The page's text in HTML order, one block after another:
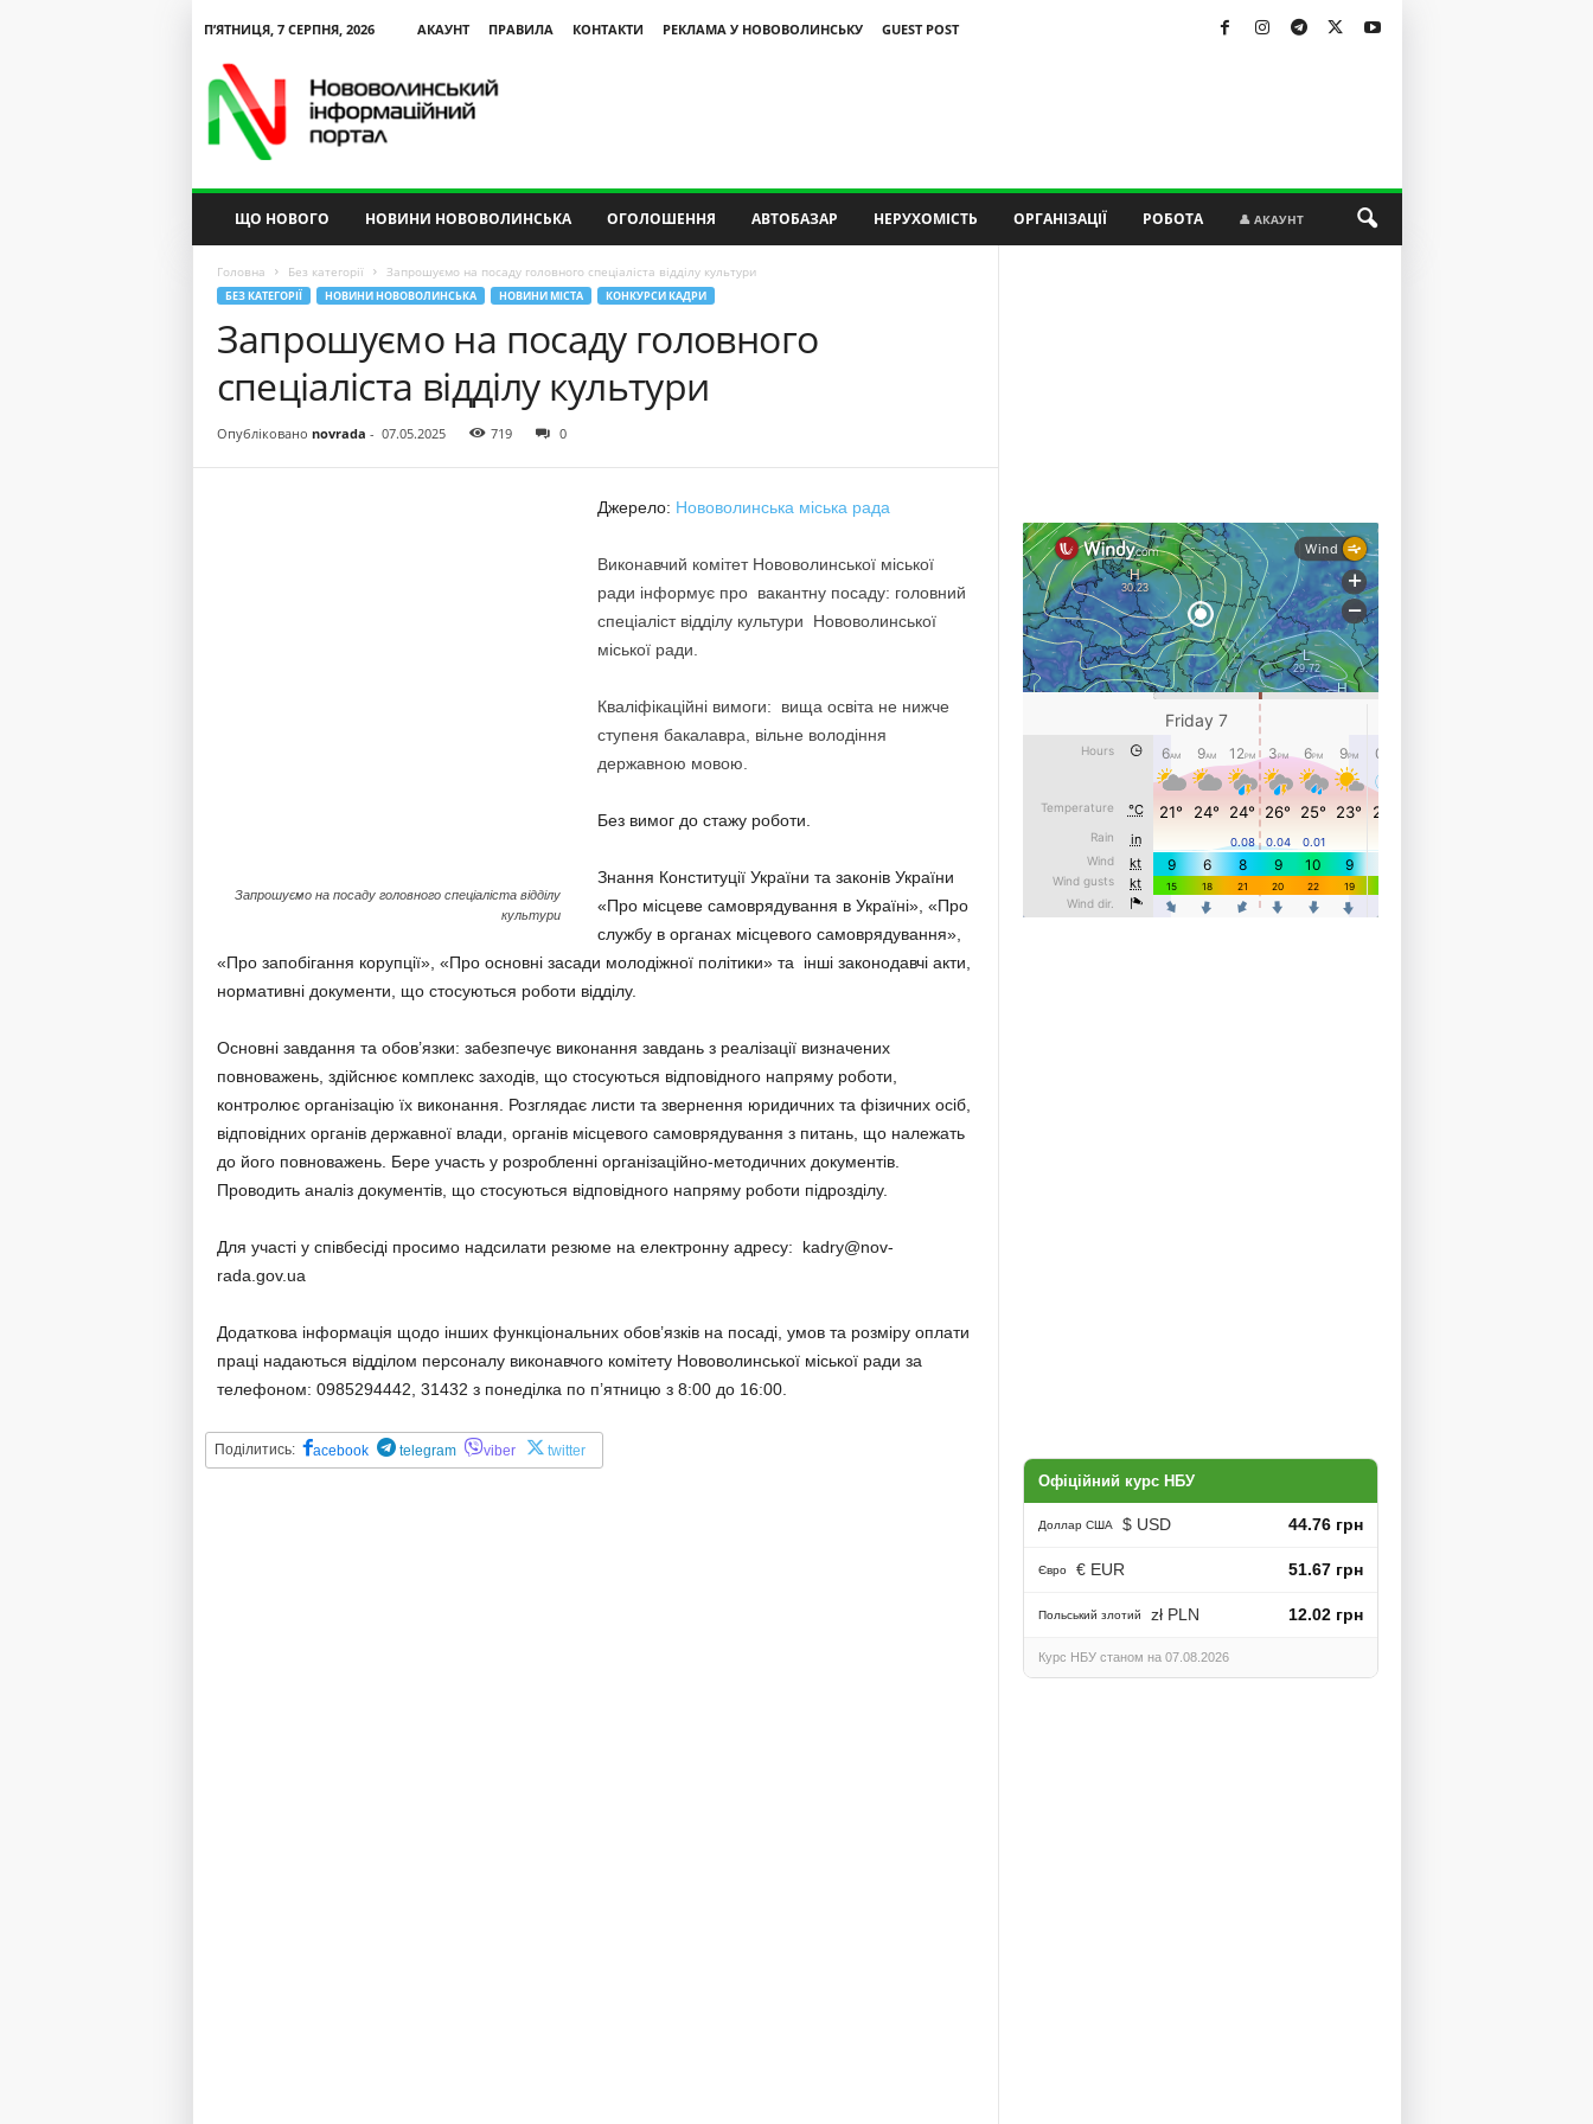
П’ЯТНИЦЯ, 7 СЕРПНЯ, 2026 АКАУНТ ПРАВИЛА КОНТАКТИ РЕКЛАМА У НОВОВОЛИНСЬКУ
GUEST POST
ЩО НОВОГО НОВИНИ НОВОВОЛИНСЬКА ОГОЛОШЕННЯ АВТОБАЗАР НЕРУХОМІСТЬ ОРГАНІЗАЦІЇ РОБОТА 👤 АКАУНТ
Головна Без категорії Запрошуємо на посаду головного спеціаліста відділу культури
БЕЗ КАТЕГОРІЇ НОВИНИ НОВОВОЛИНСЬКА НОВИНИ МІСТА КОНКУРСИ КАДРИ
Запрошуємо на посаду головного
спеціаліста відділу культури
Опубліковано novrada - 07.05.2025 719 0
Запрошуємо на посаду головного спеціаліста відділу
культури
Джерело: Нововолинська міська рада
Виконавчий комітет Нововолинської міської
ради інформує про вакантну посаду: головний
спеціаліст відділу культури Нововолинської
міської ради.
Кваліфікаційні вимоги: вища освіта не нижче
ступеня бакалавра, вільне володіння
державною мовою.
Без вимог до стажу роботи.
Знання Конституції України та законів України
«Про місцеве самоврядування в Україні», «Про
службу в органах місцевого самоврядування»,
«Про запобігання корупції», «Про основні засади молодіжної політики» та інші законодавчі акти,
нормативні документи, що стосуються роботи відділу.
Основні завдання та обов’язки: забезпечує виконання завдань з реалізації визначених
повноважень, здійснює комплекс заходів, що стосуються відповідного напряму роботи,
контролює організацію їх виконання. Розглядає листи та звернення юридичних та фізичних осіб,
відповідних органів державної влади, органів місцевого самоврядування з питань, що належать
до його повноважень. Бере участь у розробленні організаційно-методичних документів.
Проводить аналіз документів, що стосуються відповідного напряму роботи підрозділу.
Для участі у співбесіді просимо надсилати резюме на електронну адресу: kadry@nov-
rada.gov.ua
Додаткова інформація щодо інших функціональних обов’язків на посаді, умов та розміру оплати
праці надаються відділом персоналу виконавчого комітету Нововолинської міської ради за
телефоном: 0985294442, 31432 з понеділка по п’ятницю з 8:00 до 16:00.
Поділитись: acebook telegram viber twitter
Офіційний курс НБУ
Доллар США $ USD 44.76 грн
Євро € EUR 51.67 грн
Польський злотий zł PLN 12.02 грн
Курс НБУ станом на 07.08.2026